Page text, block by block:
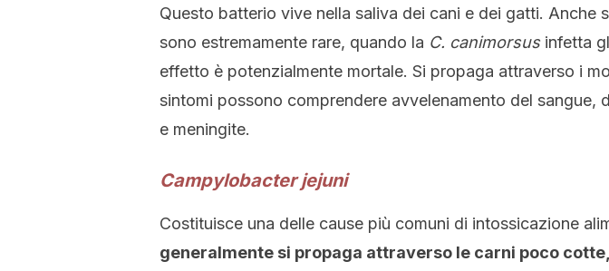
Questo batterio vive nella saliva dei cani e dei gatti. Anche
sono estremamente rare, quando la C. canimorsus infetta
effetto è potenzialmente mortale. Si propaga attraverso i
sintomi possono comprendere avvelenamento del sangue,
e meningite.
Campylobacter jejuni
Costituisce una delle cause più comuni di intossicazione
generalmente si propaga attraverso le carni poco